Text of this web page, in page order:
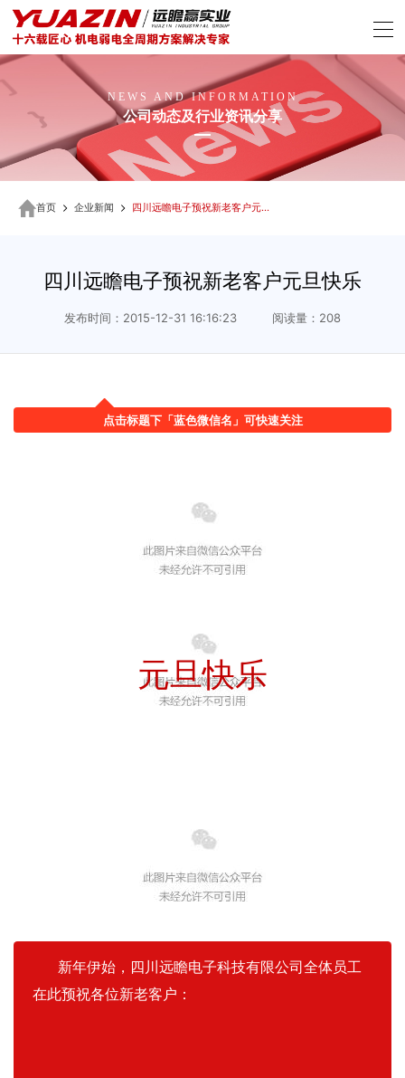
NEWS AND INFORMATION
公司动态及行业资讯分享
首页 企业新闻 四川远瞻电子预祝新老客户元旦快乐
四川远瞻电子预祝新老客户元旦快乐
发布时间：2015-12-31 16:16:23 阅读量：208
点击标题下「蓝色微信名」可快速关注
元旦快乐
新年伊始，四川远瞻电子科技有限公司全体员工
在此预祝各位新老客户：